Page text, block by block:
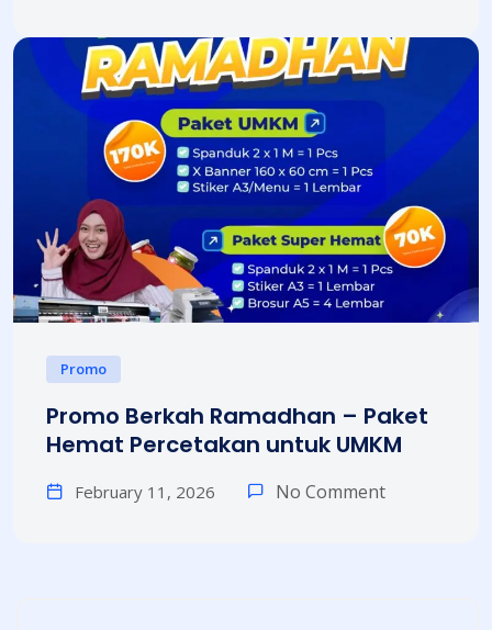
Promo
Promo Berkah Ramadhan – Paket
Hemat Percetakan untuk UMKM
February 11, 2026 No Comment